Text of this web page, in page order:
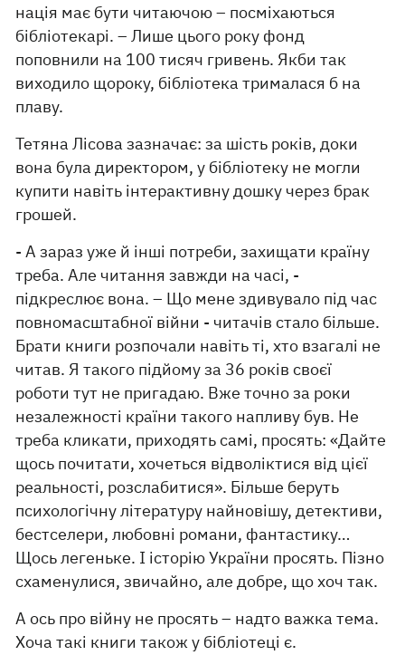
нація має бути читаючою – посміхаються
бібліотекарі. – Лише цього року фонд
поповнили на 100 тисяч гривень. Якби так
виходило щороку, бібліотека трималася б на
плаву.
Тетяна Лісова зазначає: за шість років, доки
вона була директором, у бібліотеку не могли
купити навіть інтерактивну дошку через брак
грошей.
- А зараз уже й інші потреби, захищати країну
треба. Але читання завжди на часі, -
підкреслює вона. – Що мене здивувало під час
повномасштабної війни - читачів стало більше.
Брати книги розпочали навіть ті, хто взагалі не
читав. Я такого підйому за 36 років своєї
роботи тут не пригадаю. Вже точно за роки
незалежності країни такого напливу був. Не
треба кликати, приходять самі, просять: «Дайте
щось почитати, хочеться відволіктися від цієї
реальності, розслабитися». Більше беруть
психологічну літературу найновішу, детективи,
бестселери, любовні романи, фантастику…
Щось легеньке. І історію України просять. Пізно
схаменулися, звичайно, але добре, що хоч так.
А ось про війну не просять – надто важка тема.
Хоча такі книги також у бібліотеці є.